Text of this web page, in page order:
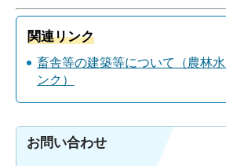
関連リンク
畜舎等の建築等について（農林
ンク）
お問い合わせ